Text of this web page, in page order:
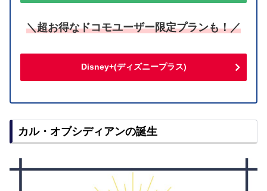
＼超お得なドコモユーザー限定プランも！／
Disney+(ディズニープラス)
カル・オブシディアンの誕生